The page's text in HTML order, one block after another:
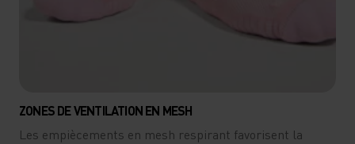
ZONES DE VENTILATION EN MESH
Les empiècements en mesh respirant favorisent la